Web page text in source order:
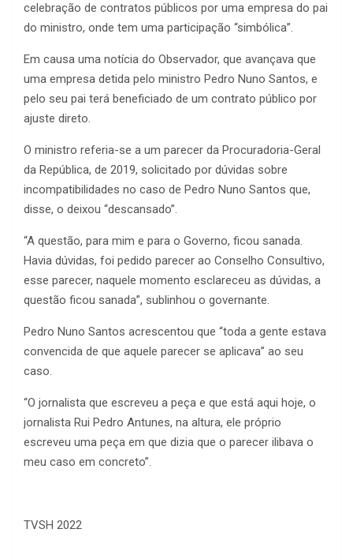
celebração de contratos públicos por uma empresa do pai
do ministro, onde tem uma participação “simbólica”.
Em causa uma notícia do Observador, que avançava que
uma empresa detida pelo ministro Pedro Nuno Santos, e
pelo seu pai terá beneficiado de um contrato público por
ajuste direto.
O ministro referia-se a um parecer da Procuradoria-Geral
da República, de 2019, solicitado por dúvidas sobre
incompatibilidades no caso de Pedro Nuno Santos que,
disse, o deixou “descansado”.
“A questão, para mim e para o Governo, ficou sanada.
Havia dúvidas, foi pedido parecer ao Conselho Consultivo,
esse parecer, naquele momento esclareceu as dúvidas, a
questão ficou sanada”, sublinhou o governante.
Pedro Nuno Santos acrescentou que “toda a gente estava
convencida de que aquele parecer se aplicava” ao seu
caso.
“O jornalista que escreveu a peça e que está aqui hoje, o
jornalista Rui Pedro Antunes, na altura, ele próprio
escreveu uma peça em que dizia que o parecer ilibava o
meu caso em concreto”.
TVSH 2022